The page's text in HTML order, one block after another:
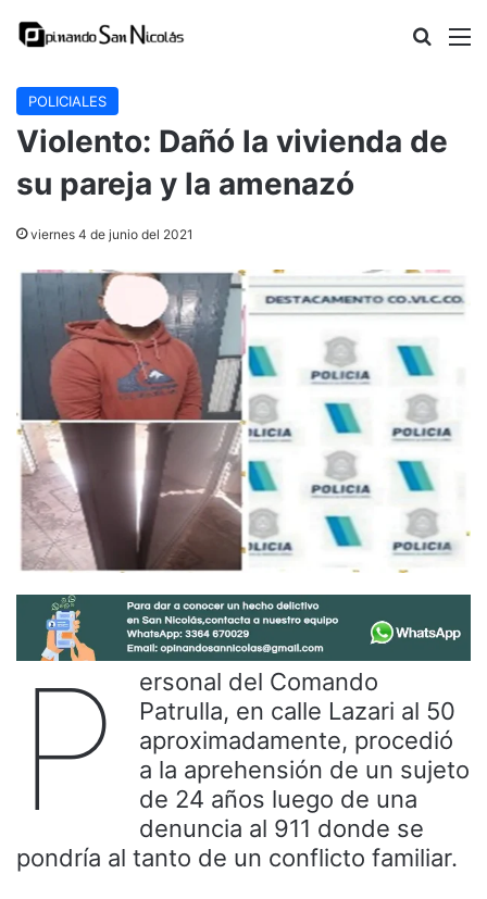
Buscar
POLICIALES
Violento: Dañó la vivienda de
su pareja y la amenazó
viernes 4 de junio del 2021
P
ersonal del Comando
Patrulla, en calle Lazari al 50
aproximadamente, procedió
a la aprehensión de un sujeto
de 24 años luego de una
denuncia al 911 donde se
pondría al tanto de un conflicto familiar.